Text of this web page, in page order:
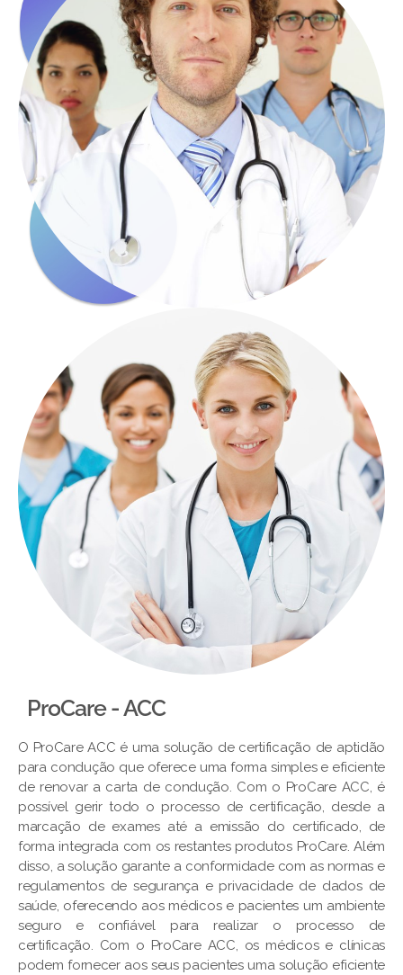
ProCare - ACC
O ProCare ACC é uma solução de certificação de aptidão
para condução que oferece uma forma simples e eficiente
de renovar a carta de condução. Com o ProCare ACC, é
possível gerir todo o processo de certificação, desde a
marcação de exames até a emissão do certificado, de
forma integrada com os restantes produtos ProCare. Além
disso, a solução garante a conformidade com as normas e
regulamentos de segurança e privacidade de dados de
saúde, oferecendo aos médicos e pacientes um ambiente
seguro e confiável para realizar o processo de
certificação. Com o ProCare ACC, os médicos e clínicas
podem fornecer aos seus pacientes uma solução eficiente